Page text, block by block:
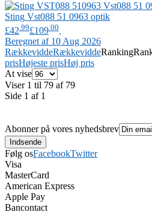
Sting Vst088 51 0963 optik
£42 .99£109 .00
Beregnet af 10 Aug 2026
RækkeviddeRækkeviddeRanking
prisHøjeste prisHøj pris
At vise
Viser 1 til 79 af 79
Side 1 af 1
Abonner på vores nyhedsbrev
Følg osFacebookTwitter
Visa
MasterCard
American Express
Apple Pay
Bancontact